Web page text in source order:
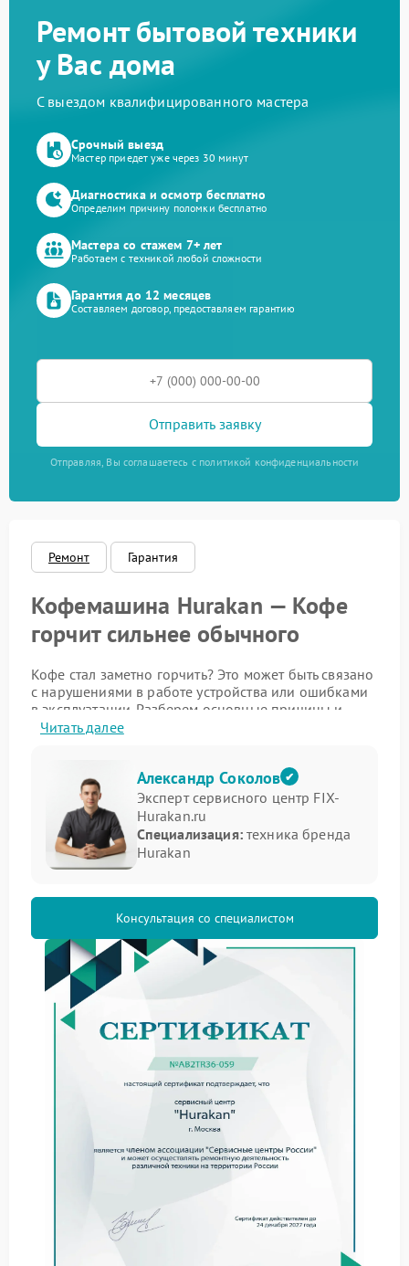
Ремонт бытовой техники
у Вас дома
С выездом квалифицированного мастера
Срочный выезд
Мастер приедет уже через 30 минут
Диагностика и осмотр бесплатно
Определим причину поломки бесплатно
Мастера со стажем 7+ лет
Работаем с техникой любой сложности
Гарантия до 12 месяцев
Составляем договор, предоставляем гарантию
Отправить заявку
Отправляя, Вы соглашаетесь с политикой конфиденциальности
Ремонт Гарантия
Кофемашина Hurakan — Кофе
горчит сильнее обычного
Кофе стал заметно горчить? Это может быть связано
с нарушениями в работе устройства или ошибками
в эксплуатации. Разберем основные причины и
способы их устранения.
температуры заваривания. Излишне мелкий помол
или перегрев воды усиливают экстракцию горьких
соединений. Обратите внимание на следующие
настройки:
степень помола зерен — слишком мелкий помол
повышает горечь;
провоцирует высвобождение горьких веществ;
время экстракции — избыточная длительность
заваривания усиливает горечь.
Еще один фактор — качество и свежесть кофейных
зерен. Старые или пересушенные зерна дают более
выраженный горький привкус. Убедитесь, что вы
используете свежий продукт с правильной степенью
Если корректировка настроек и смена сырья не
помогли, стоит задуматься о ремонте Hurakan.
Скопление накипи или износ внутренних
компонентов могут нарушать штатный режим
работы устройства.
Для точной диагностики обратитесь в сервисный
проверку и выявят скрытые неполадки, которые
сложно определить самостоятельно.
Читать далее
Александр Соколов
Эксперт сервисного центр FIX-
Hurakan.ru
Специализация:техника бренда
Hurakan
Консультация со специалистом